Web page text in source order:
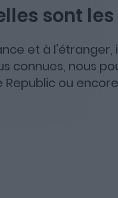
sont
et à
connues, nous
Republic ou